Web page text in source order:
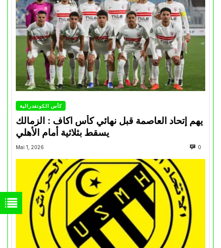
كأس الكونفدرالية
يهم إتحاد العاصمة قبل نهائي كأس اكاف : الزمالك
Mai 1, 2026 0